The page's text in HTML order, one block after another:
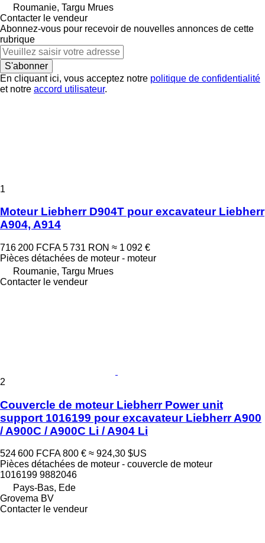
Roumanie, Targu Mrues
Contacter le vendeur
Abonnez-vous pour recevoir de nouvelles annonces de cette
rubrique
S'abonner
En cliquant ici, vous acceptez notre politique de confidentialité
et notre accord utilisateur.
1
Moteur Liebherr D904T pour excavateur Liebherr
A904, A914
716 200 FCFA 5 731 RON ≈ 1 092 €
Pièces détachées de moteur - moteur
Roumanie, Targu Mrues
Contacter le vendeur
2
Couvercle de moteur Liebherr Power unit
support 1016199 pour excavateur Liebherr A900
/ A900C / A900C Li / A904 Li
524 600 FCFA 800 € ≈ 924,30 $US
Pièces détachées de moteur - couvercle de moteur
1016199 9882046
Pays-Bas, Ede
Grovema BV
Contacter le vendeur